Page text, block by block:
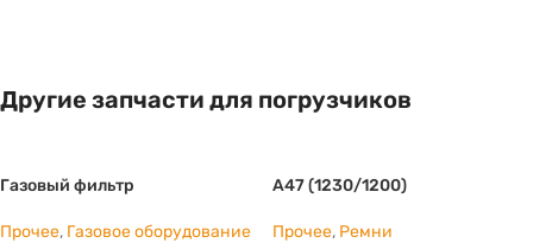
Другие запчасти для погрузчиков
Газовый фильтр
Прочее, Газовое оборудование
А47 (1230/1200)
Прочее, Ремни